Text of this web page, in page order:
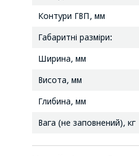
Контури ГВП, мм
Габаритні разміри:
Ширина, мм
Висота, мм
Глибина, мм
Вага (не заповнений), кг